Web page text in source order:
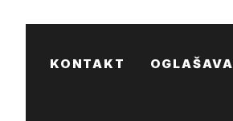
KONTAKT